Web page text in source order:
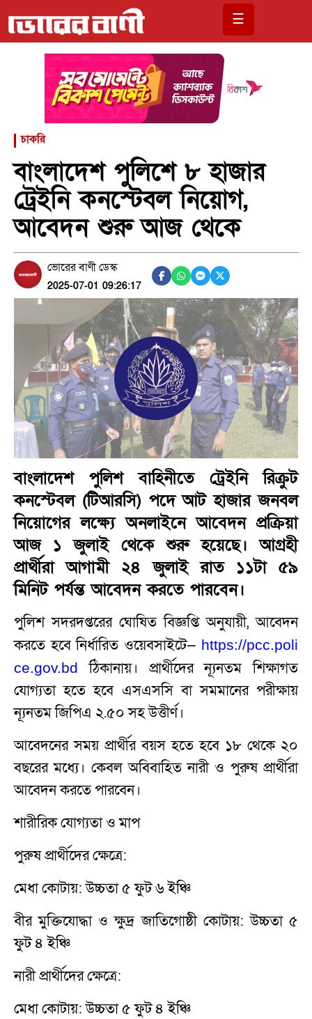
☰
চাকরি
বাংলাদেশ পুলিশে ৮ হাজার
ট্রেইনি কনস্টেবল নিয়োগ,
আবেদন শুরু আজ থেকে
ভোরের বাণী ডেস্ক
2025-07-01 09:26:17
বাংলাদেশ পুলিশ বাহিনীতে ট্রেইনি রিক্রুট
কনস্টেবল (টিআরসি) পদে আট হাজার জনবল
নিয়োগের লক্ষ্যে অনলাইনে আবেদন প্রক্রিয়া
আজ ১ জুলাই থেকে শুরু হয়েছে। আগ্রহী
প্রার্থীরা আগামী ২৪ জুলাই রাত ১১টা ৫৯
মিনিট পর্যন্ত আবেদন করতে পারবেন।
পুলিশ সদরদপ্তরের ঘোষিত বিজ্ঞপ্তি অনুযায়ী, আবেদন
করতে হবে নির্ধারিত ওয়েবসাইটে— https://pcc.poli
ce.gov.bd
ঠিকানায়। প্রার্থীদের ন্যূনতম শিক্ষাগত
যোগ্যতা হতে হবে এসএসসি বা সমমানের পরীক্ষায়
ন্যূনতম জিপিএ ২.৫০ সহ উত্তীর্ণ।
আবেদনের সময় প্রার্থীর বয়স হতে হবে ১৮ থেকে ২০
বছরের মধ্যে। কেবল অবিবাহিত নারী ও পুরুষ প্রার্থীরা
আবেদন করতে পারবেন।
শারীরিক যোগ্যতা ও মাপ
পুরুষ প্রার্থীদের ক্ষেত্রে:
মেধা কোটায়: উচ্চতা ৫ ফুট ৬ ইঞ্চি
বীর মুক্তিযোদ্ধা ও ক্ষুদ্র জাতিগোষ্ঠী কোটায়: উচ্চতা ৫
ফুট ৪ ইঞ্চি
নারী প্রার্থীদের ক্ষেত্রে:
মেধা কোটায়: উচ্চতা ৫ ফুট ৪ ইঞ্চি